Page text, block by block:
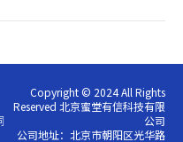
Copyright © 2024 All Rights
Reserved 北京蜜堂有信科技有限
公司
公司地址：北京市朝阳区光华路